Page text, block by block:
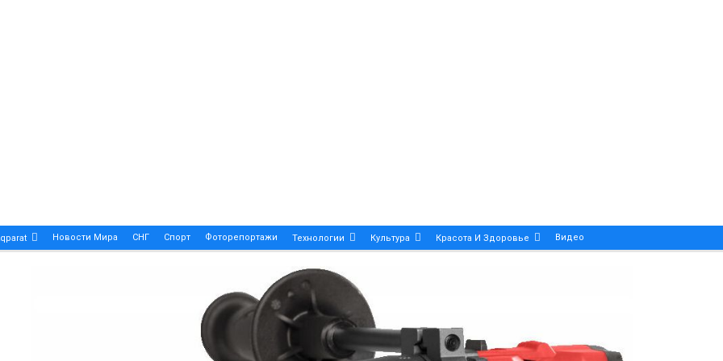
Новости Мира СНГ Спорт Фоторепортажи Технологии Культура Красота И Здоровье Видео
Patek Philippe Calatrava DATE – A True Symbol Of Elegance And Precision